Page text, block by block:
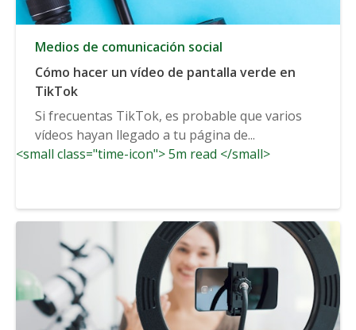
Medios de comunicación social
Cómo hacer un vídeo de pantalla verde en
TikTok
Si frecuentas TikTok, es probable que varios
vídeos hayan llegado a tu página de...
<small class="time-icon"> 5m read </small>